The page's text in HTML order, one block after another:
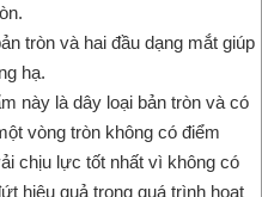
tròn và hai đầu dạng mắt giúp
hạ.
này là dây loại bản tròn và có
vòng tròn không có điểm
chịu lực tốt nhất vì không có
hiệu quả trong quá trình hoạt